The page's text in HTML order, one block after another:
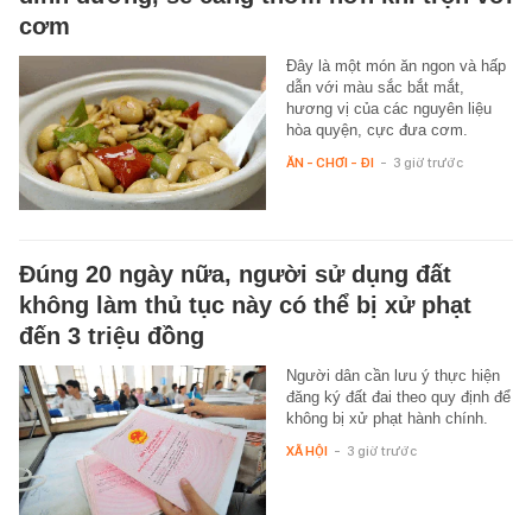
cơm
Đây là một món ăn ngon và hấp
dẫn với màu sắc bắt mắt,
hương vị của các nguyên liệu
hòa quyện, cực đưa cơm.
ĂN - CHƠI - ĐI - 3 giờ trước
Đúng 20 ngày nữa, người sử dụng đất
không làm thủ tục này có thể bị xử phạt
đến 3 triệu đồng
Người dân cần lưu ý thực hiện
đăng ký đất đai theo quy định để
không bị xử phạt hành chính.
XÃ HỘI - 3 giờ trước